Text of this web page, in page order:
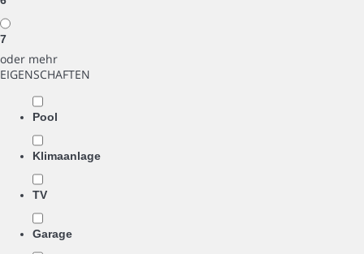
7
oder mehr
EIGENSCHAFTEN
Pool
Klimaanlage
TV
Garage